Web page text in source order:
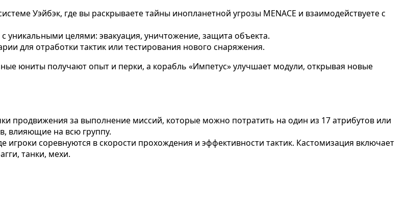
Уэйбэк, где вы раскрываете тайны инопланетной угрозы MENACE и взаимодействуете с
уникальными целями: эвакуация, уничтожение, защита объекта.
для отработки тактик или тестирования нового снаряжения.
юниты получают опыт и перки, а корабль «Импетус» улучшает модули, открывая новые
продвижения за выполнение миссий, которые можно потратить на один из 17 атрибутов или
влияющие на всю группу.
игроки соревнуются в скорости прохождения и эффективности тактик. Кастомизация включает
танки, мехи.